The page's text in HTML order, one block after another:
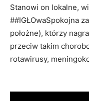
Stanowi on lokalne,
##IGŁOwaSpokojna
położne), którzy
przeciw takim
rotawirusy,